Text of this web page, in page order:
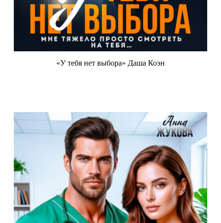
«У тебя нет выбора» Даша Коэн